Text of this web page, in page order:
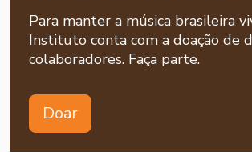
Para manter a música brasileira
Instituto conta com a doação de
colaboradores. Faça parte.
Doar